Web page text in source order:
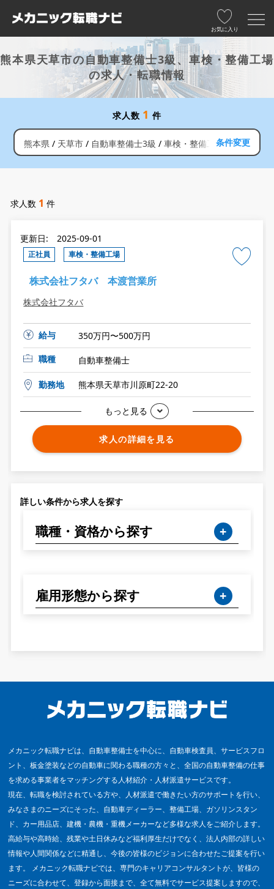
お気に入り
熊本県天草市の自動車整備士3級、車検・整備工場
の求人・転職情報
求人数 1 件
熊本県 天草市 自動車整備士3級 車検・整備工場条件変更
求人数 1 件
更新日: 2025-09-01
正社員 車検・整備工場
株式会社フタバ 本渡営業所
株式会社フタバ
給与
350万円〜500万円
職種
自動車整備士
勤務地 熊本県天草市川原町22-20
もっと見る
求人の詳細を見る
詳しい条件から求人を探す
職種・資格から探す
雇用形態から探す
メカニック転職ナビは、自動車整備士を中心に、自動車検査員、サービスフロ
ント、板金塗装などの自動車に関わる職種の方々と、全国の自動車整備の仕事
を求める事業者をマッチングする人材紹介・人材派遣サービスです。
現在、転職を検討されている方や、人材派遣で働きたい方のサポートを行い、
みなさまのニーズにそった、自動車ディーラー、整備工場、ガソリンスタン
ド、カー用品店、建機・農機・重機メーカーなど多様な求人をご紹介します。
高給与や高時給、残業や土日休みなど福利厚生だけでなく、法人内部の詳しい
情報や人間関係などに精通し、今後の皆様のビジョンに合わせたご提案を行い
ます。 メカニック転職ナビでは、専門のキャリアコンサルタントが、皆様の
ニーズに合わせて、登録から面接まで、全て無料でサービス提案しますので、